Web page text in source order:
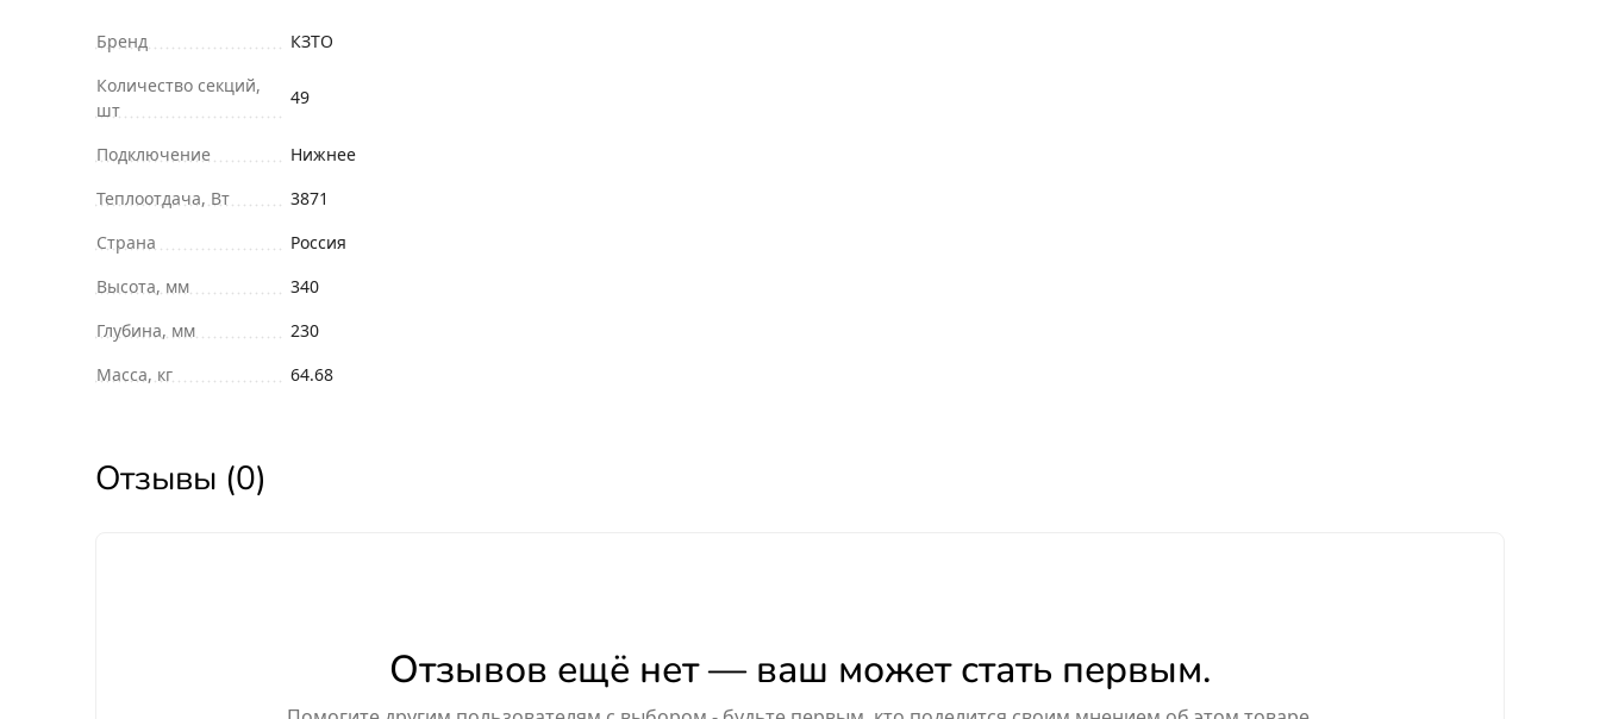
Бренд
КЗТО
Количество секций,
шт
49
Подключение
Нижнее
Теплоотдача, Вт
3871
Страна
Россия
Высота, мм
340
Глубина, мм
230
Масса, кг
64.68
Отзывы (0)
Отзывов ещё нет — ваш может стать первым.